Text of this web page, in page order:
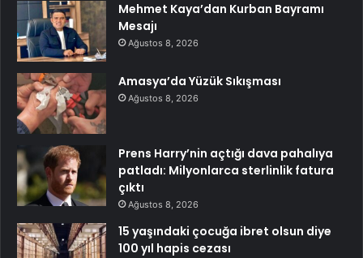
Mehmet Kaya’dan Kurban Bayramı
Mesajı
Ağustos 8, 2026
Amasya’da Yüzük Sıkışması
Ağustos 8, 2026
Prens Harry’nin açtığı dava pahalıya
patladı: Milyonlarca sterlinlik fatura
çıktı
Ağustos 8, 2026
15 yaşındaki çocuğa ibret olsun diye
100 yıl hapis cezası